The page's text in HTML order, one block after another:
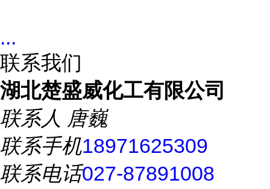
...
联系我们
湖北楚盛威化工有限公司
联系人 唐巍
联系手机18971625309
联系电话027-87891008